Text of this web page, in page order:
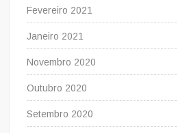
Fevereiro 2021
Janeiro 2021
Novembro 2020
Outubro 2020
Setembro 2020